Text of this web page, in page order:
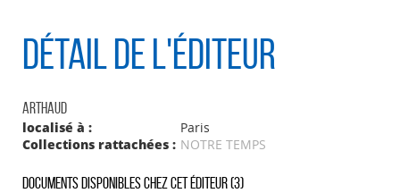
Détail de l'éditeur
Arthaud
localisé à :
Paris
Collections rattachées : NOTRE TEMPS
Documents disponibles chez cet éditeur (3)